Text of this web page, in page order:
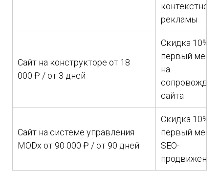
контекстной
рекламы
Сайт на конструкторе от 18
000 ₽ / от 3 дней
Скидка 10%
первый
на
сайта
Сайт на системе управления
MODx от 90 000 ₽ / от 90 дней
Скидка 10%
первый
SEO-
продвижения